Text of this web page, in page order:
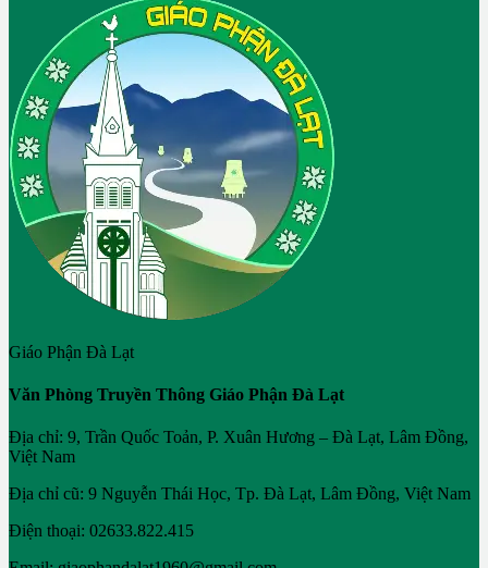
Giáo Phận Đà Lạt
Văn Phòng Truyền Thông Giáo Phận Đà Lạt
Địa chỉ: 9, Trần Quốc Toản, P. Xuân Hương – Đà Lạt, Lâm Đồng,
Việt Nam
Địa chỉ cũ: 9 Nguyễn Thái Học, Tp. Đà Lạt, Lâm Đồng, Việt Nam
Điện thoại: 02633.822.415